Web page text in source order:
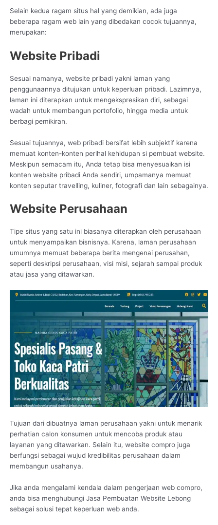
Selain kedua ragam situs hal yang demikian, ada juga
beberapa ragam web lain yang dibedakan cocok tujuannya,
merupakan:
Website Pribadi
Sesuai namanya, website pribadi yakni laman yang
penggunaannya ditujukan untuk keperluan pribadi. Lazimnya,
laman ini diterapkan untuk mengekspresikan diri, sebagai
wadah untuk membangun portofolio, hingga media untuk
berbagi pemikiran.
Sesuai tujuannya, web pribadi bersifat lebih subjektif karena
memuat konten-konten perihal kehidupan si pembuat website.
Meskipun semacam itu, Anda tetap bisa menyesuaikan isi
konten website pribadi Anda sendiri, umpamanya memuat
konten seputar travelling, kuliner, fotografi dan lain sebagainya.
Website Perusahaan
Tipe situs yang satu ini biasanya diterapkan oleh perusahaan
untuk menyampaikan bisnisnya. Karena, laman perusahaan
umumnya memuat beberapa berita mengenai perusahan,
seperti deskripsi perusahaan, visi misi, sejarah sampai produk
atau jasa yang ditawarkan.
Tujuan dari dibuatnya laman perusahaan yakni untuk menarik
perhatian calon konsumen untuk mencoba produk atau
layanan yang ditawarkan. Selain itu, website compro juga
berfungsi sebagai wujud kredibilitas perusahaan dalam
membangun usahanya.
Jika anda mengalami kendala dalam pengerjaan web compro,
anda bisa menghubungi Jasa Pembuatan Website Lebong
sebagai solusi tepat keperluan web anda.